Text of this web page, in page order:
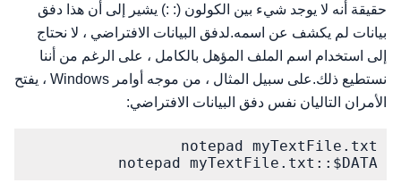
حقيقة أنه لا يوجد شيء بين الكولون (: :) يشير إلى أن هذا دفق
بيانات لم يكشف عن اسمه.لدفق البيانات الافتراضي ، لا نحتاج
إلى استخدام اسم الملف المؤهل بالكامل ، على الرغم من أننا
نستطيع ذلك.على سبيل المثال ، من موجه أوامر Windows ، يفتح
الأمران التاليان نفس دفق البيانات الافتراضي:
notepad myTextFile.txt::$DATA